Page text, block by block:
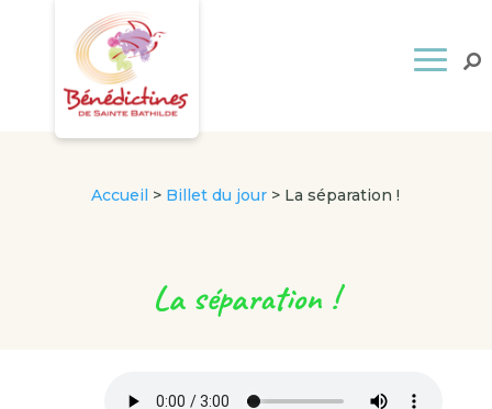
Accueil > Billet du jour > La séparation !
La séparation !